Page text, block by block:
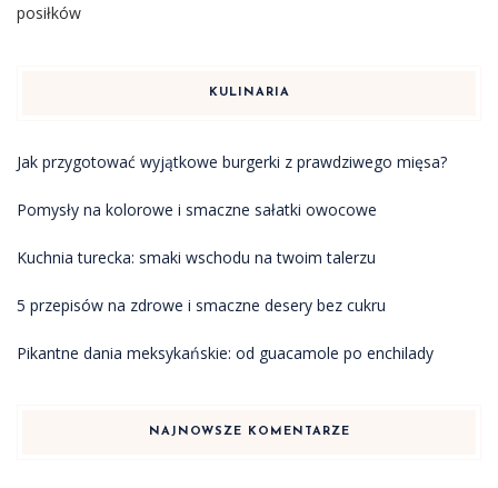
posiłków
KULINARIA
Jak przygotować wyjątkowe burgerki z prawdziwego mięsa?
Pomysły na kolorowe i smaczne sałatki owocowe
Kuchnia turecka: smaki wschodu na twoim talerzu
5 przepisów na zdrowe i smaczne desery bez cukru
Pikantne dania meksykańskie: od guacamole po enchilady
NAJNOWSZE KOMENTARZE